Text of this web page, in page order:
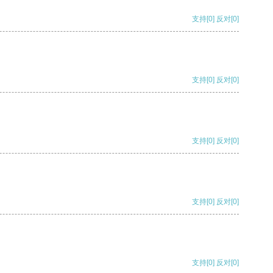
支持[0] 反对[0]
支持[0] 反对[0]
支持[0] 反对[0]
支持[0] 反对[0]
支持[0] 反对[0]